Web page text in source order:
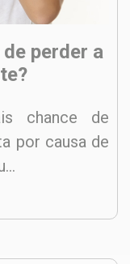
perder a
chance de
por causa de